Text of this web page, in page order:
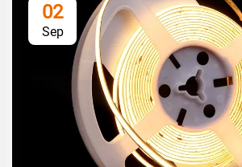
02
Sep